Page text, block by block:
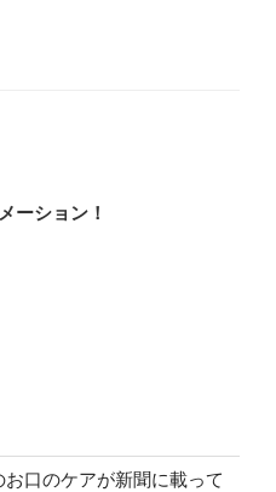
ーション！
お口のケアが新聞に載って